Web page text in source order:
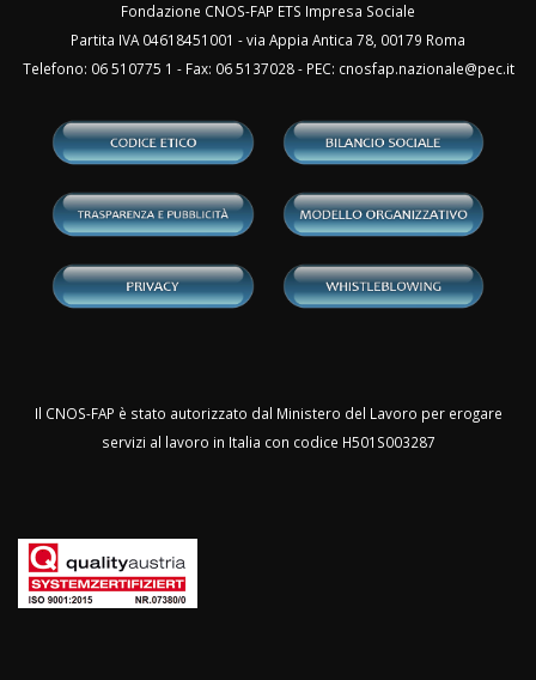
Fondazione CNOS-FAP ETS Impresa Sociale
Partita IVA 04618451001 - via Appia Antica 78, 00179 Roma
Telefono: 06 510775 1 - Fax: 06 5137028 - PEC: cnosfap.nazionale@pec.it
Il CNOS-FAP è stato autorizzato dal Ministero del Lavoro per erogare
servizi al lavoro in Italia con codice H501S003287